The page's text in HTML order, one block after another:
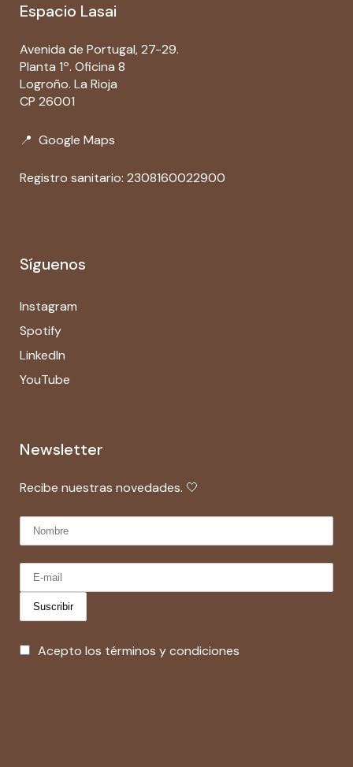
Espacio Lasai
Avenida de Portugal, 27-29.
Planta 1º. Oficina 8
Logroño. La Rioja
CP 26001
📍 Google Maps
Registro sanitario: 2308160022900
Síguenos
Instagram
Spotify
LinkedIn
YouTube
Newsletter
Recibe nuestras novedades. 🤍
Acepto los términos y condiciones